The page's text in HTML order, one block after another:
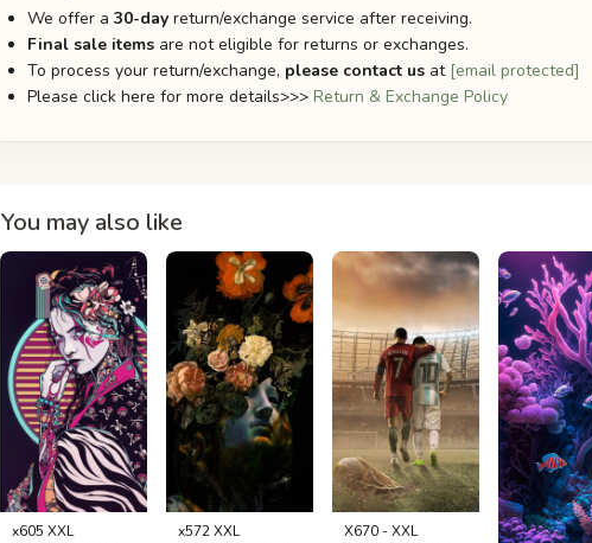
We offer a 30-day return/exchange service after receiving.
Final sale items are not eligible for returns or exchanges.
To process your return/exchange, please contact us at [email protected]
Please click here for more details>>> Return & Exchange Policy
You may also like
x605 XXL
x572 XXL
X670 - XXL